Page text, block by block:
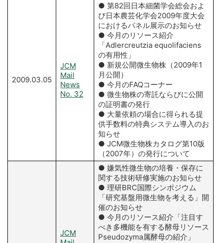
2009.03.05
JCM
Mail
News
No. 32
● 第82回日本細菌学会総会およ
び日本農芸化学会2009年度大会
におけるパネル展示のお知らせ
● 今月のリソース紹介
「Adlercreutzia equolifaciens
の有用性」
● 新規公開微生物株（2009年1
月公開）
● 今月のFAQコーナー
● 微生物株の寄託ならびに公開
の証明書の発行
● 大量依頼の場合に得られる提
供手数料の特典システム導入のお
知らせ
● JCM微生物株カタログ第10版
（2007年）の発行について
JCM
● 嫌気性微生物の培養・保存に
関する技術研修実施のお知らせ
● 理研BRC国際シンポジウム
「研究基盤用微生物を考える」開
催のお知らせ
● 今月のリソース紹介「注目す
べき多機能を有する酵母リソース
Pseudozyma属酵母の紹介」